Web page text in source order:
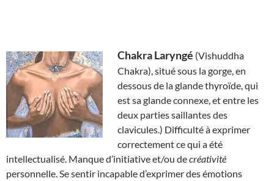
Chakra Laryngé (Vishuddha
Chakra), situé sous la gorge, en
dessous de la glande thyroïde, qui
est sa glande connexe, et entre les
deux parties saillantes des
clavicules.) Difficulté à exprimer
correctement ce qui a été
intellectualisé. Manque d’initiative et/ou decréativité
personnelle. Se sentir incapable d’exprimer des émotions